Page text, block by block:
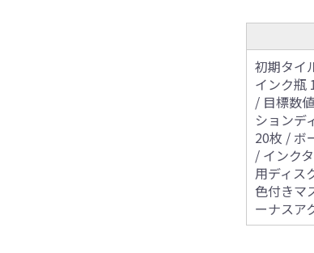
初期タイ
インク瓶
/ 目標数
ション
20枚 / ボ
/ インク
用ディス
色付きマ
ーナスア